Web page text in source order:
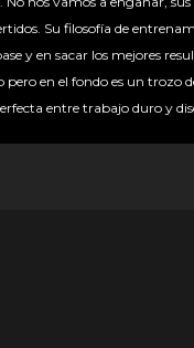
Su filosofía de
y en sacar los mejores
pero en el fondo es un trozo
entre trabajo duro y